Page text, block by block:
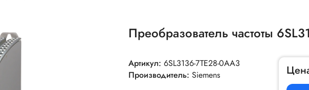
Преобразователь частоты
Артикул: 6SL3136-7TE28-0AA3
Производитель: Siemens